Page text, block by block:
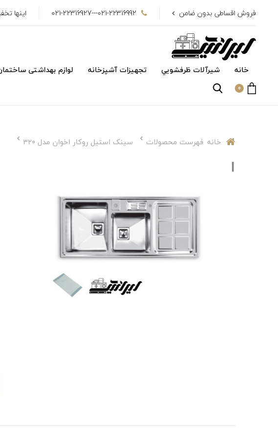
فروش اقساطی بدون ضامن 021-22316992---021-22316927 اینها
خانه شیرآلات ظرفشويي تجهیزات آشپزخانه لوازم بهداشتی
0
خانه فهرست محصولات سینک استیل روکار اخوان مدل ۳۲۰